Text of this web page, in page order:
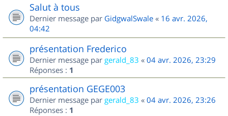
Salut à tous
Dernier message par GidgwalSwale « 16 avr. 2026,
04:42
présentation Frederico
Dernier message par gerald_83 « 04 avr. 2026, 23:29
Réponses : 1
présentation GEGE003
Dernier message par gerald_83 « 04 avr. 2026, 23:26
Réponses : 1